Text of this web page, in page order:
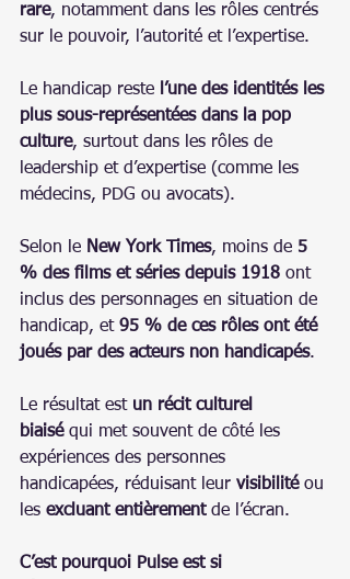
rare, notamment dans les rôles centrés
sur le pouvoir, l’autorité et l’expertise.
Le handicap reste l’une des identités les
plus sous-représentées dans la pop
culture, surtout dans les rôles de
leadership et d’expertise (comme les
médecins, PDG ou avocats).
Selon le New York Times, moins de 5
% des films et séries depuis 1918 ont
inclus des personnages en situation de
handicap, et 95 % de ces rôles ont été
joués par des acteurs non handicapés.
Le résultat est un récit culturel
biaisé qui met souvent de côté les
expériences des personnes
handicapées, réduisant leur visibilité ou
les excluant entièrement de l’écran.
C’est pourquoi Pulse est si